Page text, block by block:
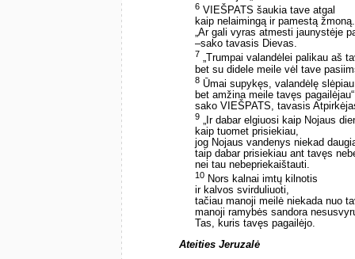
6 VIEŠPATS šaukia tave atgal
kaip nelaimingą ir pamestą žmoną.
„Ar gali vyras atmesti jaunystėje
–sako tavasis Dievas.
7 „Trumpai valandėlei palikau aš
bet su didele meile vėl tave
8 Ūmai supykęs, valandėlę
bet amžina meile tavęs
sako VIEŠPATS, tavasis
9 „Ir dabar elgiuosi kaip Nojaus
kaip tuomet prisiekiau,
jog Nojaus vandenys niekad
taip dabar prisiekiau ant tavęs
nei tau nebepriekaištauti.
10 Nors kalnai imtų kilnotis
ir kalvos svirduliuoti,
tačiau manoji meilė niekada nuo
manoji ramybės sandora
Tas, kuris tavęs pagailėjo.
Ateities Jeruzalė